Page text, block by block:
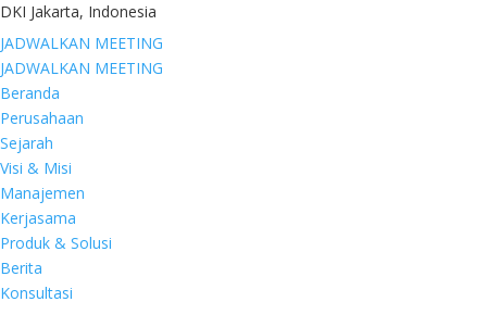
DKI Jakarta, Indonesia
JADWALKAN MEETING
JADWALKAN MEETING
Beranda
Perusahaan
Sejarah
Visi & Misi
Manajemen
Kerjasama
Produk & Solusi
Berita
Konsultasi